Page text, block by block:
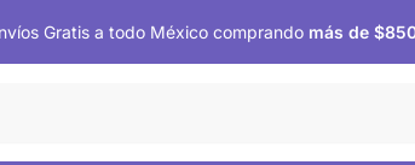
Gratis a todo México comprando más de